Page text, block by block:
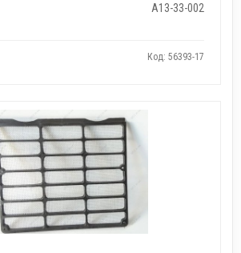
А13-33-002
Код: 56393-17